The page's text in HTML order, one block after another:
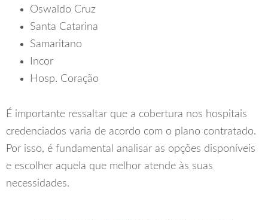
Oswaldo Cruz
Santa Catarina
Samaritano
Incor
Hosp. Coração
É importante ressaltar que a cobertura nos hospitais
credenciados varia de acordo com o plano contratado.
Por isso, é fundamental analisar as opções disponíveis
e escolher aquela que melhor atende às suas
necessidades.